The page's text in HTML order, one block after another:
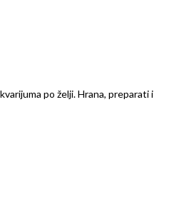
po želji. Hrana, preparati i